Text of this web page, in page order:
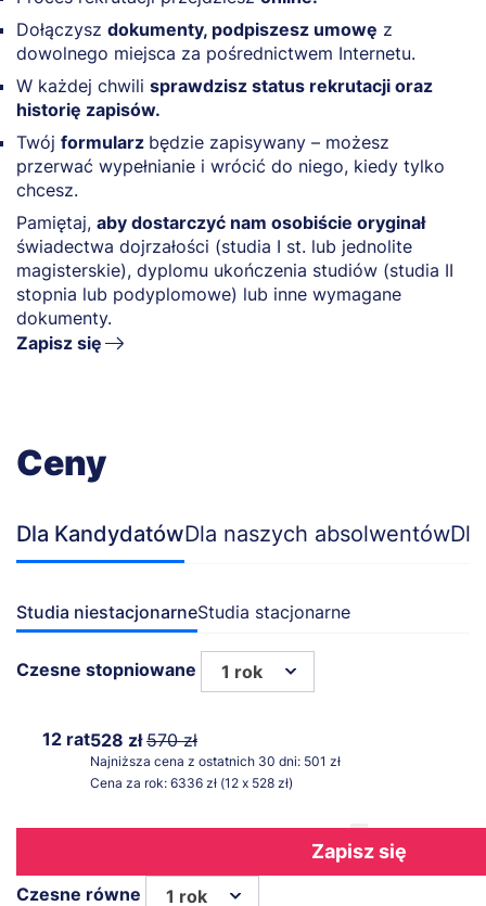
Dołączysz dokumenty, podpiszesz umowę z
dowolnego miejsca za pośrednictwem Internetu.
W każdej chwili sprawdzisz status rekrutacji oraz
historię zapisów.
Twój formularz będzie zapisywany – możesz
przerwać wypełnianie i wrócić do niego, kiedy tylko
chcesz.
Pamiętaj, aby dostarczyć nam osobiście oryginał
świadectwa dojrzałości (studia I st. lub jednolite
magisterskie), dyplomu ukończenia studiów (studia II
stopnia lub podyplomowe) lub inne wymagane
dokumenty.
Zapisz się
Ceny
Dla KandydatówDla naszych absolwentów
Studia niestacjonarneStudia stacjonarne
Czesne stopniowane 1 rok
12 rat528 zł570 zł
Najniższa cena z ostatnich 30 dni: 501 zł
Cena za rok: 6336 zł (12 x 528 zł)
Zapisz się
Czesne równe 1 rok